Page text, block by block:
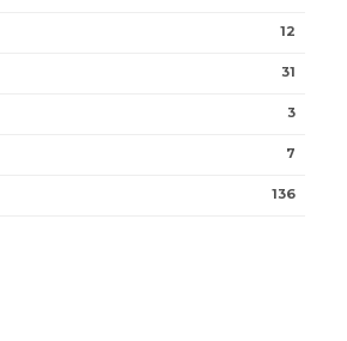
12
31
3
7
136